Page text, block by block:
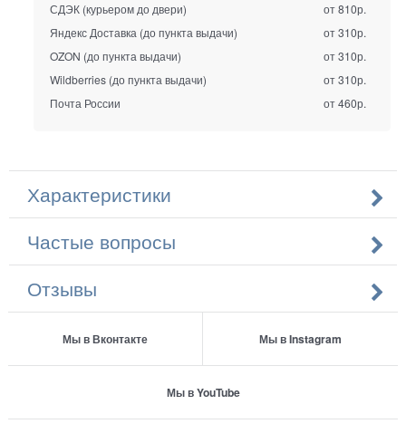
СДЭК (курьером до двери)
от 810р.
Яндекс Доставка (до пункта выдачи)
от 310р.
OZON (до пункта выдачи)
от 310р.
Wildberries (до пункта выдачи)
от 310р.
Почта России
от 460р.
Характеристики
Частые вопросы
Отзывы
Мы в Вконтакте Мы в Instagram
Мы в YouTube